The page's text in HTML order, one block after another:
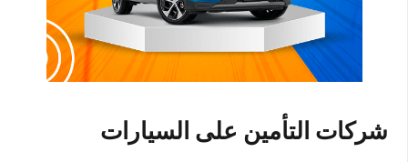
شركات التأمين على السيارات